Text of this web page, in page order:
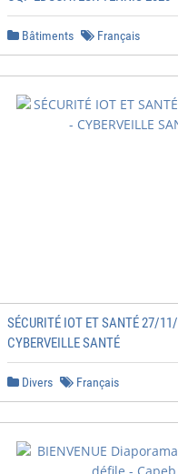
le
:
Bâtiments Français
SÉCURITÉ IOT ET SANTÉ 27/
CYBERVEILLE SANTÉ
Divers Français